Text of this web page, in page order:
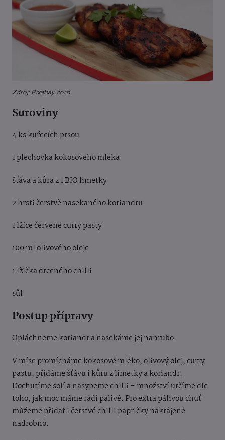
Zdroj: Pixabay.com
Suroviny
4 ks kuřecích prsou
1 plechovka kokosového mléka
šťáva a kůra z 1 BIO limetky
2 hrsti čerstvě nasekaného koriandru
1 lžíce červené curry pasty
100 ml olivového oleje
1 lžička drceného chilli
sůl
Postup přípravy
Opláchneme koriandr a nasekáme jej nahrubo.
V míse promícháme kokosové mléko, olivový olej, curry
pastu, přidáme šťávu i kůru z limetky a koriandr.
Dochutíme solí a nasypeme chilli – množství určíme dle
toho, jak moc máme rádi pálivé. Pro extra pálivou chuť
můžeme přidat i čerstvé chilli papričky nakrájené
nadrobno.